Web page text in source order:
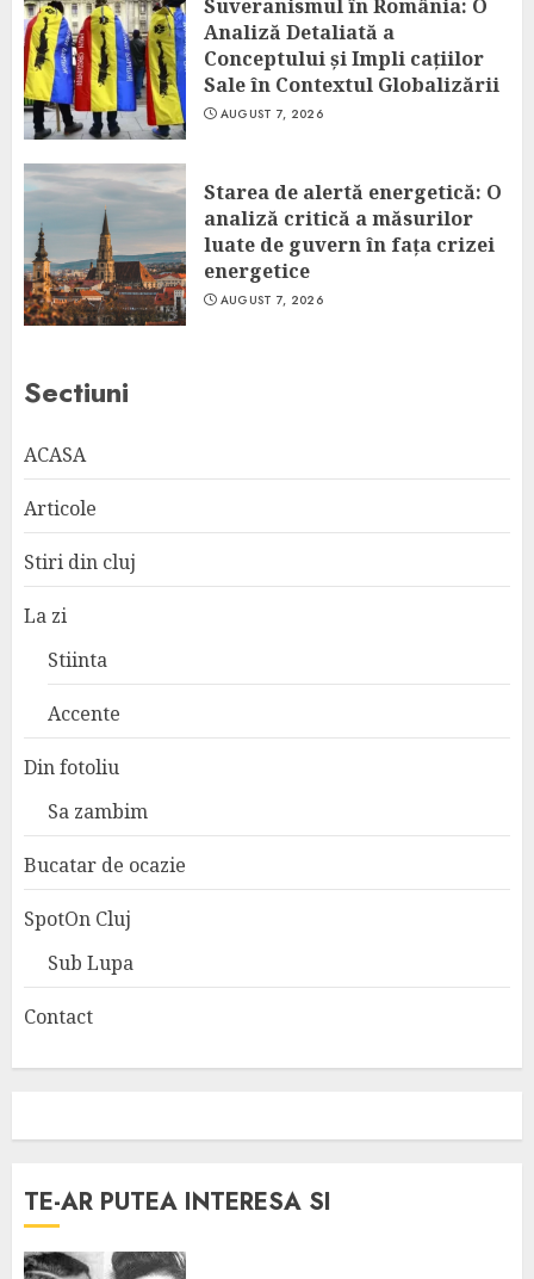
Suveranismul în România: O
Analiză Detaliată a
Conceptului și Impli cațiilor
Sale în Contextul Globalizării
AUGUST 7, 2026
Starea de alertă energetică: O
analiză critică a măsurilor
luate de guvern în fața crizei
energetice
AUGUST 7, 2026
Sectiuni
ACASA
Articole
Stiri din cluj
La zi
Stiinta
Accente
Din fotoliu
Sa zambim
Bucatar de ocazie
SpotOn Cluj
Sub Lupa
Contact
TE-AR PUTEA INTERESA SI